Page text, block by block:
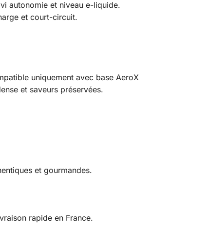
autonomie et niveau e-liquide.
et court-circuit.
uniquement avec base AeroX
et saveurs préservées.
et gourmandes.
rapide en France.